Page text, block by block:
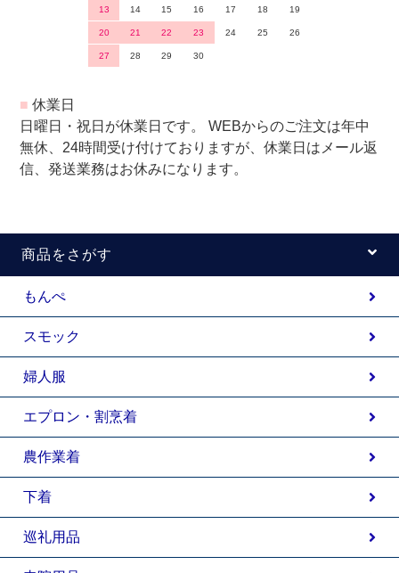
13 14 15 16 17 18 19
20 21 22 23 24 25 26
27 28 29 30
■ 休業日
日曜日・祝日が休業日です。 WEBからのご注文は年中
無休、24時間受け付けておりますが、休業日はメール返
信、発送業務はお休みになります。
商品をさがす
もんぺ
スモック
婦人服
エプロン・割烹着
農作業着
下着
巡礼用品